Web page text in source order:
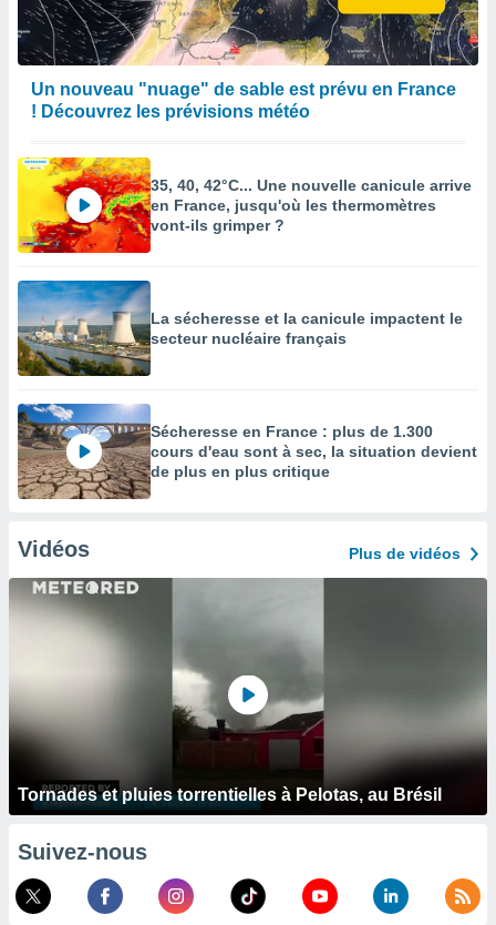
Un nouveau "nuage" de sable est prévu en France
! Découvrez les prévisions météo
35, 40, 42°C... Une nouvelle canicule arrive
en France, jusqu'où les thermomètres
vont-ils grimper ?
La sécheresse et la canicule impactent le
secteur nucléaire français
Sécheresse en France : plus de 1.300
cours d'eau sont à sec, la situation devient
de plus en plus critique
Vidéos Plus de vidéos
Tornades et pluies torrentielles à Pelotas, au Brésil
Suivez-nous